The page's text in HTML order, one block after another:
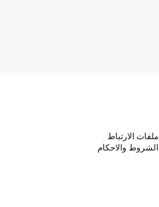
ملفات الارتباط
الشروط والاحكام